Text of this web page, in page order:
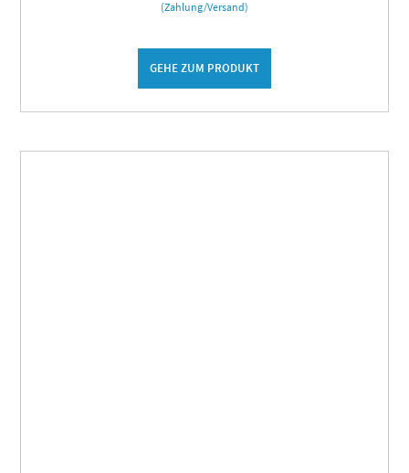
(Zahlung/Versand)
GEHE ZUM PRODUKT